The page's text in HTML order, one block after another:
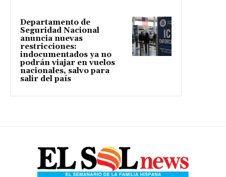
Departamento de
Seguridad Nacional
anuncia nuevas
restricciones:
indocumentados ya no
podrán viajar en vuelos
nacionales, salvo para
salir del país